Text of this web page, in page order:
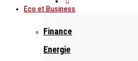
Eco et Business
Finance
Energie